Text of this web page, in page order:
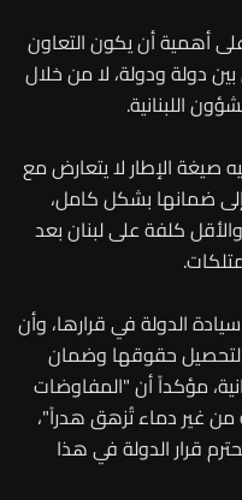
أهمية أن يكون التعاون
دولة ودولة، لا من خلال
اللبنانية.
صيغة الإطار لا يتعارض مع
إلى ضمانها بشكل كامل،
كلفة على لبنان بعد
الدولة في قرارها، وأن
لتحصيل حقوقها وضمان
مؤكداً أن "المفاوضات
غير دماء تُزهق هدراً"،
قرار الدولة في هذا